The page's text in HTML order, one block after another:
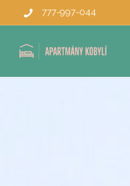
777-997-044